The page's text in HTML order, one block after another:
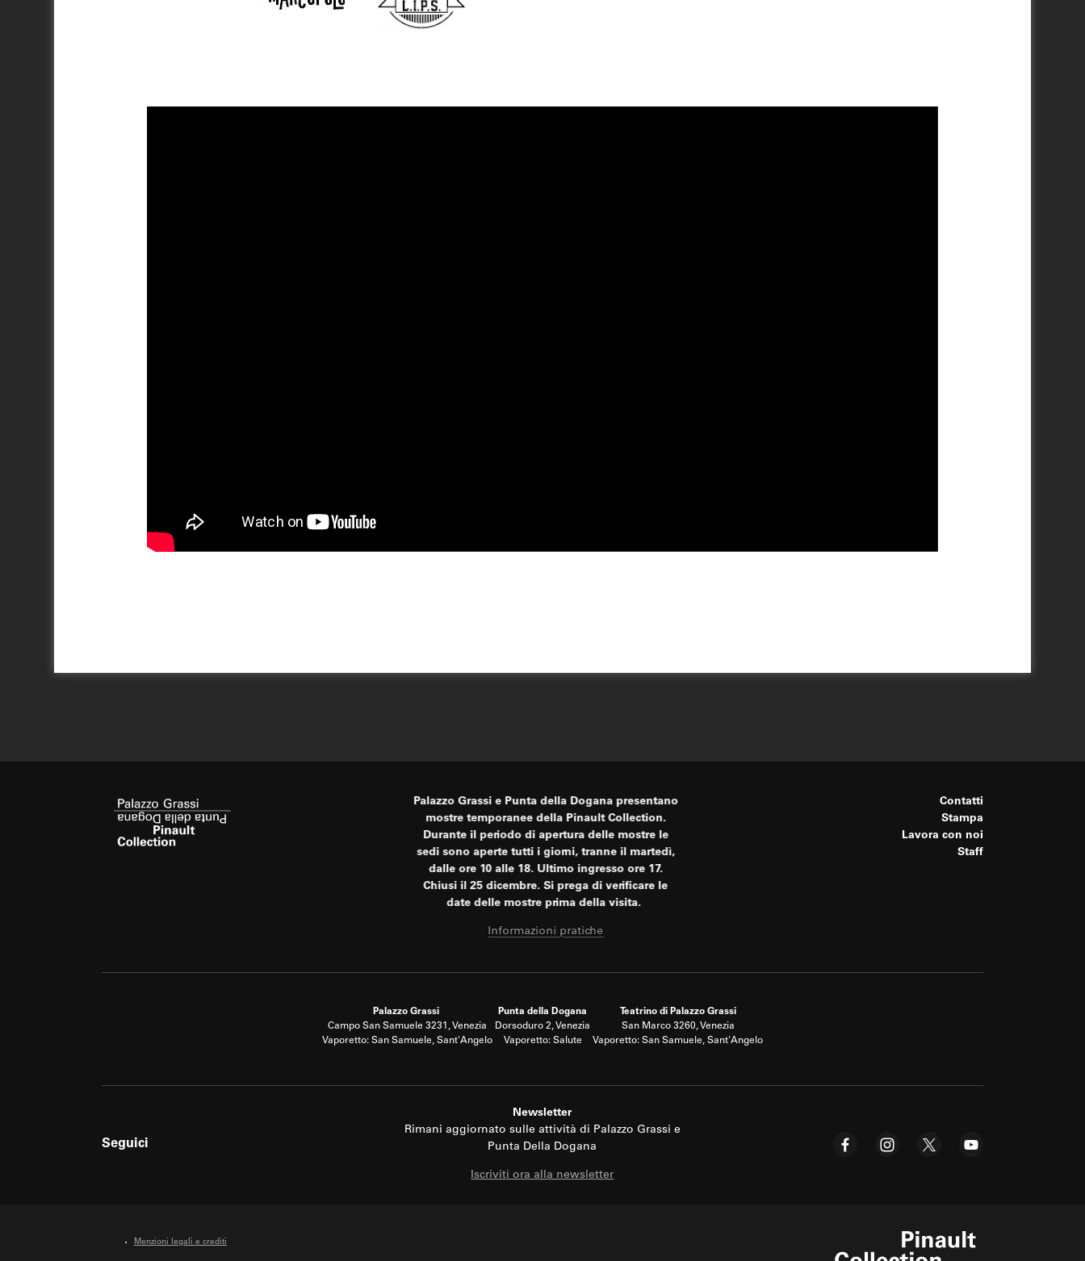
Palazzo Grassi e Punta della Dogana presentano
mostre temporanee della Pinault Collection.
Durante il periodo di apertura delle mostre le
sedi sono aperte tutti i giorni, tranne il martedì,
dalle ore 10 alle 18. Ultimo ingresso ore 17.
Chiusi il 25 dicembre. Si prega di verificare le
date delle mostre prima della visita.
Informazioni pratiche
Contatti
Stampa
Lavora con noi
Staff
Palazzo Grassi
Campo San Samuele 3231, Venezia
Vaporetto: San Samuele, Sant'Angelo
Punta della Dogana
Dorsoduro 2, Venezia
Vaporetto: Salute
Teatrino di Palazzo Grassi
San Marco 3260, Venezia
Vaporetto: San Samuele, Sant'Angelo
Seguici
Newsletter
Rimani aggiornato sulle attività di Palazzo Grassi e
Punta Della Dogana
Iscriviti ora alla newsletter
Menzioni legali e crediti